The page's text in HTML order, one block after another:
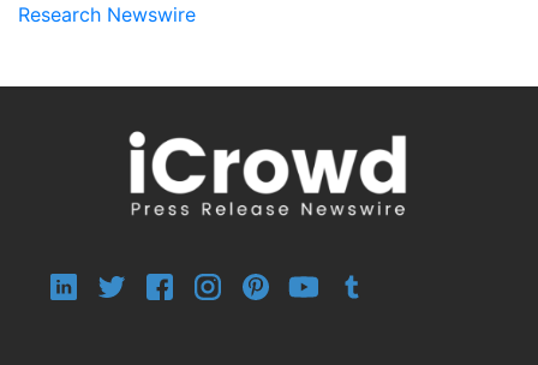
Research Newswire